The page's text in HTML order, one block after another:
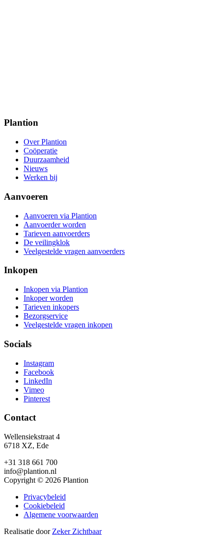
Plantion
Over Plantion
Coöperatie
Duurzaamheid
Nieuws
Werken bij
Aanvoeren
Aanvoeren via Plantion
Aanvoerder worden
Tarieven aanvoerders
De veilingklok
Veelgestelde vragen aanvoerders
Inkopen
Inkopen via Plantion
Inkoper worden
Tarieven inkopers
Bezorgservice
Veelgestelde vragen inkopen
Socials
Instagram
Facebook
LinkedIn
Vimeo
Pinterest
Contact
Wellensiekstraat 4
6718 XZ, Ede
+31 318 661 700
info@plantion.nl
Copyright © 2026 Plantion
Privacybeleid
Cookiebeleid
Algemene voorwaarden
Realisatie door Zeker Zichtbaar